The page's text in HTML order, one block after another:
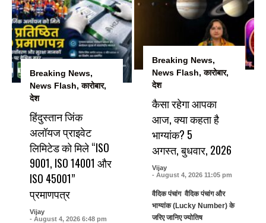
Breaking News,
News Flash,कारोबार,
देश
हिंदुस्तान जिंक
अलॉयज प्राइवेट
लिमिटेड को मिले “ISO
9001, ISO 14001 और
ISO 45001”
प्रमाणपत्र
Vijay
- August 4, 2026 6:48 pm
Breaking News,
News Flash,कारोबार,
देश
कैसा रहेगा आपका
आज, क्या कहता है
भाग्यांक? 5
अगस्त, बुधवार, 2026
Vijay
- August 4, 2026 11:05 pm
वैदिक पंचांग वैदिक पंचांग और
भाग्यांक (Lucky Number) के
जरिए जानिए ज्योतिष